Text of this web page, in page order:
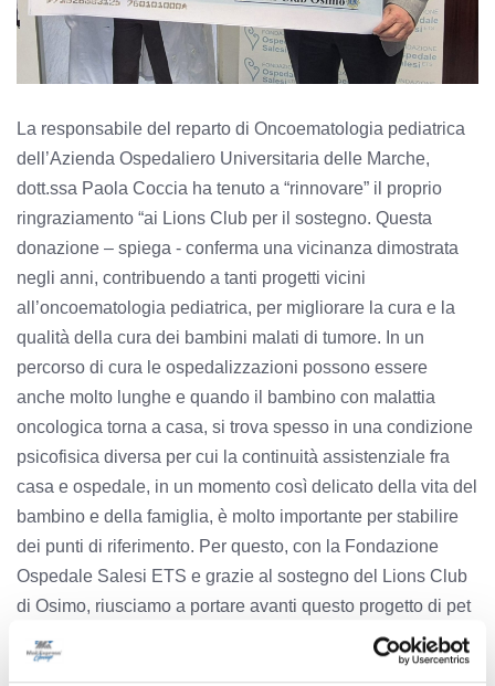
La responsabile del reparto di Oncoematologia pediatrica
dell’Azienda Ospedaliero Universitaria delle Marche,
dott.ssa Paola Coccia ha tenuto a “rinnovare” il proprio
ringraziamento “ai Lions Club per il sostegno. Questa
donazione – spiega - conferma una vicinanza dimostrata
negli anni, contribuendo a tanti progetti vicini
all’oncoematologia pediatrica, per migliorare la cura e la
qualità della cura dei bambini malati di tumore. In un
percorso di cura le ospedalizzazioni possono essere
anche molto lunghe e quando il bambino con malattia
oncologica torna a casa, si trova spesso in una condizione
psicofisica diversa per cui la continuità assistenziale fra
casa e ospedale, in un momento così delicato della vita del
bambino e della famiglia, è molto importante per stabilire
dei punti di riferimento. Per questo, con la Fondazione
Ospedale Salesi ETS e grazie al sostegno del Lions Club
di Osimo, riusciamo a portare avanti questo progetto di pet
therapy a domicilio, con gli stessi operatori e gli stessi
amici a quattro zampe che hanno conosciuto in corsia, e